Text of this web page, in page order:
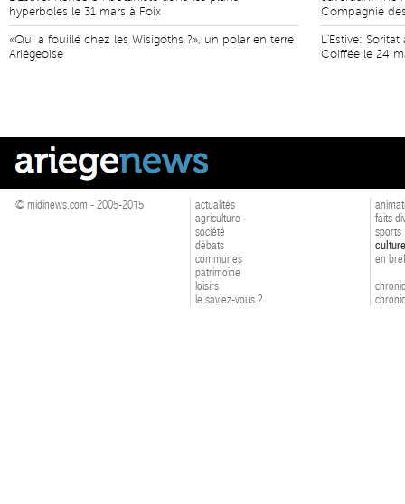
hyperboles le 31 mars à Foix
«Qui a fouillé chez les Wisigoths ?», un polar en terre
Ariégeoise
Compagnie
L'Estive:
Coiffée le 24
© midinews.com - 2005-2015
actualités
agriculture
société
débats
communes
patrimoine
loisirs
le saviez-vous ?
faits
sports
culture
en bref